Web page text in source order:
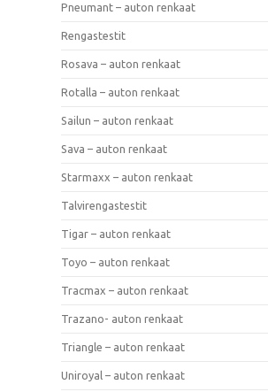
Pneumant – auton renkaat
Rengastestit
Rosava – auton renkaat
Rotalla – auton renkaat
Sailun – auton renkaat
Sava – auton renkaat
Starmaxx – auton renkaat
Talvirengastestit
Tigar – auton renkaat
Toyo – auton renkaat
Tracmax – auton renkaat
Trazano- auton renkaat
Triangle – auton renkaat
Uniroyal – auton renkaat